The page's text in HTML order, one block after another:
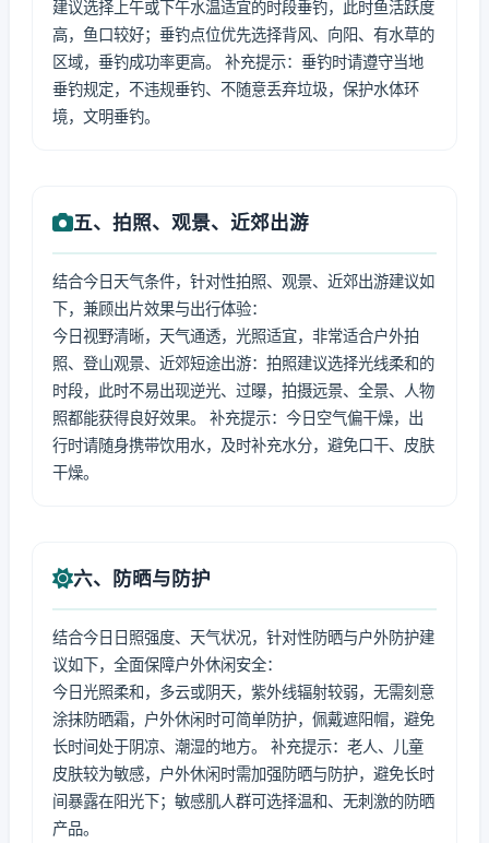
建议选择上午或下午水温适宜的时段垂钓，此时鱼活跃度
高，鱼口较好；垂钓点位优先选择背风、向阳、有水草的
区域，垂钓成功率更高。 补充提示：垂钓时请遵守当地
垂钓规定，不违规垂钓、不随意丢弃垃圾，保护水体环
境，文明垂钓。
五、拍照、观景、近郊出游
结合今日天气条件，针对性拍照、观景、近郊出游建议如
下，兼顾出片效果与出行体验：
今日视野清晰，天气通透，光照适宜，非常适合户外拍
照、登山观景、近郊短途出游：拍照建议选择光线柔和的
时段，此时不易出现逆光、过曝，拍摄远景、全景、人物
照都能获得良好效果。 补充提示：今日空气偏干燥，出
行时请随身携带饮用水，及时补充水分，避免口干、皮肤
干燥。
六、防晒与防护
结合今日日照强度、天气状况，针对性防晒与户外防护建
议如下，全面保障户外休闲安全：
今日光照柔和，多云或阴天，紫外线辐射较弱，无需刻意
涂抹防晒霜，户外休闲时可简单防护，佩戴遮阳帽，避免
长时间处于阴凉、潮湿的地方。 补充提示：老人、儿童
皮肤较为敏感，户外休闲时需加强防晒与防护，避免长时
间暴露在阳光下；敏感肌人群可选择温和、无刺激的防晒
产品。